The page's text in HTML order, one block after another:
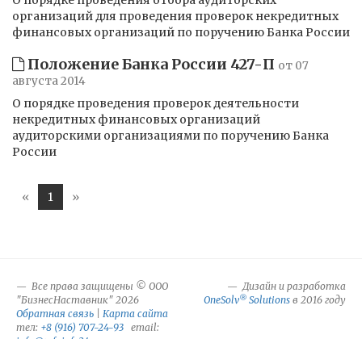
организаций для проведения проверок некредитных
финансовых организаций по поручению Банка России
Положение Банка России 427-П от 07
августа 2014
О порядке проведения проверок деятельности
некредитных финансовых организаций
аудиторскими организациями по поручению Банка
России
« 1 »
Все права защищены © ООО
"БизнесНаставник" 2026
Обратная связь
Карта сайта
тел: +8 (916) 707-24-93 email:
Дизайн и разработка
OneSolv® Solutions в 2016 году